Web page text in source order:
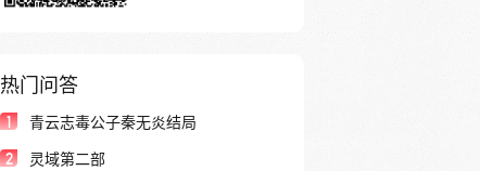
热门问答
1 青云志毒公子秦无炎结局
2 灵域第二部